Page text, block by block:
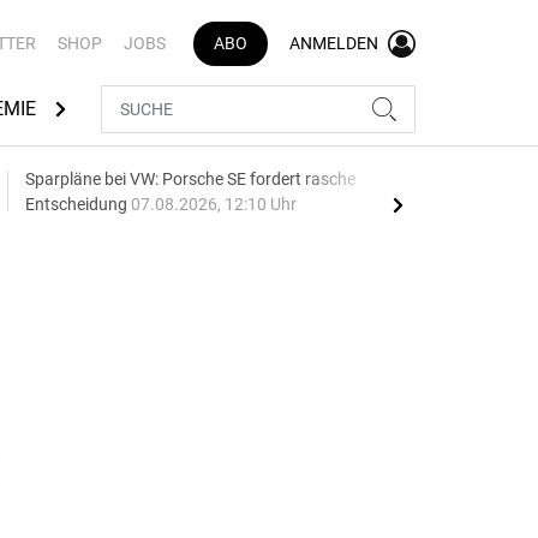
SHOP JOBS ABO ANMELDEN
AUTOMARKEN
Sparpläne bei VW: Porsche SE fordert rasche
Entscheidung 07.08.2026, 12:10 Uhr